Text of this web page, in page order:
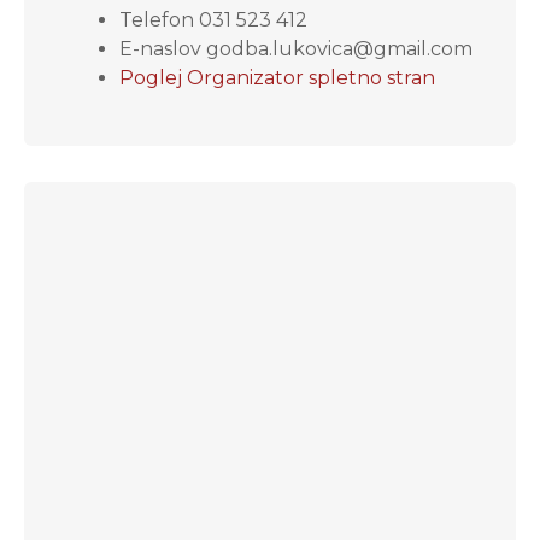
Telefon 031 523 412
E-naslov godba.lukovica@gmail.com
Poglej Organizator spletno stran